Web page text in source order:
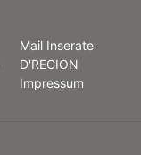
Mail Inserate
D'REGION
Impressum